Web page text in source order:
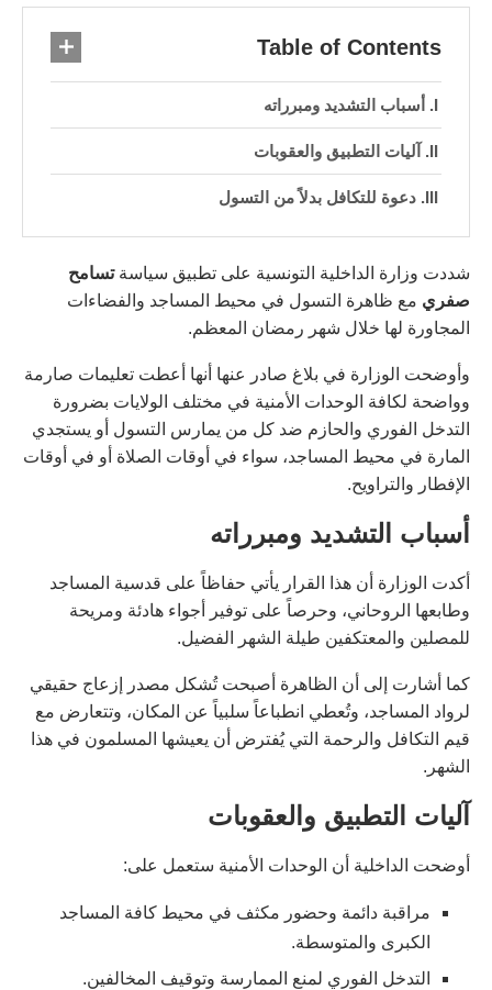
Table of Contents
أسباب التشديد ومبرراته
آليات التطبيق والعقوبات
دعوة للتكافل بدلاً من التسول
شددت وزارة الداخلية التونسية على تطبيق سياسةتسامح
صفري مع ظاهرة التسول في محيط المساجد والفضاءات
المجاورة لها خلال شهر رمضان المعظم.
وأوضحت الوزارة في بلاغ صادر عنها أنها أعطت تعليمات صارمة
وواضحة لكافة الوحدات الأمنية في مختلف الولايات بضرورة
التدخل الفوري والحازم ضد كل من يمارس التسول أو يستجدي
المارة في محيط المساجد، سواء في أوقات الصلاة أو في أوقات
الإفطار والتراويح.
أسباب التشديد ومبرراته
أكدت الوزارة أن هذا القرار يأتي حفاظاً على قدسية المساجد
وطابعها الروحاني، وحرصاً على توفير أجواء هادئة ومريحة
للمصلين والمعتكفين طيلة الشهر الفضيل.
كما أشارت إلى أن الظاهرة أصبحت تُشكل مصدر إزعاج حقيقي
لرواد المساجد، وتُعطي انطباعاً سلبياً عن المكان، وتتعارض مع
قيم التكافل والرحمة التي يُفترض أن يعيشها المسلمون في هذا
الشهر.
آليات التطبيق والعقوبات
أوضحت الداخلية أن الوحدات الأمنية ستعمل على:
مراقبة دائمة وحضور مكثف في محيط كافة المساجد
الكبرى والمتوسطة.
التدخل الفوري لمنع الممارسة وتوقيف المخالفين.